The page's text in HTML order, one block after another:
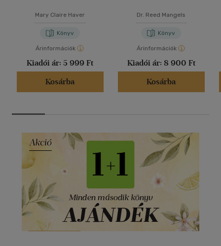
Mary Claire Haver
Könyv
Árinformációk
Kiadói ár: 5 999 Ft
Kosárba
Dr. Reed Mangels
Könyv
Árinformációk
Kiadói ár: 8 900 Ft
Kosárba